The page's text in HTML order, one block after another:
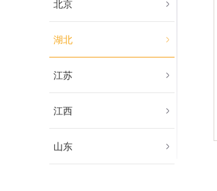
北京
湖北
江苏
江西
山东